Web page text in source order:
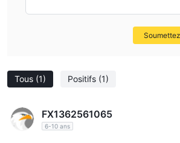
Tous (1) Positifs (1)
FX1362561065
6-10 ans